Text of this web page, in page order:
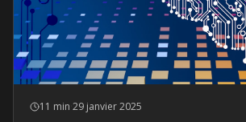
11 min 29 janvier 2025